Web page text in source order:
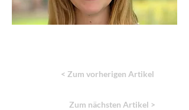
< Zum vorherigen Artikel
Zum nächsten Artikel >